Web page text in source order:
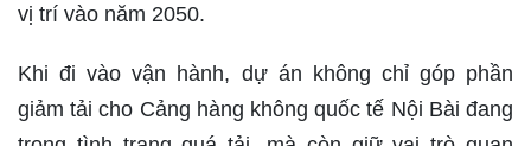
vị trí vào năm 2050.
Khi đi vào vận hành, dự án không chỉ góp phần
giảm tải cho Cảng hàng không quốc tế Nội Bài đang